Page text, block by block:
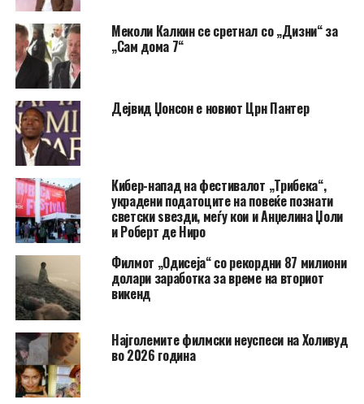
Меколи Калкин се сретнал со „Дизни“ за
„Сам дома 7“
Дејвид Џонсон е новиот Црн Пантер
Кибер-напад на фестивалот „Трибека“,
украдени податоците на повеќе познати
светски ѕвезди, меѓу кои и Анџелина Џоли
и Роберт де Ниро
Филмот „Одисеја“ со рекордни 87 милиони
долари заработка за време на вториот
викенд
Најголемите филмски неуспеси на Холивуд
во 2026 година